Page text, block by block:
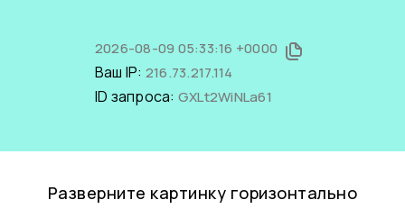
2026-08-09 05:33:16 +0000
Ваш IP: 216.73.217.114
ID запроса: GXLt2WiNLa61
Разверните картинку горизонтально